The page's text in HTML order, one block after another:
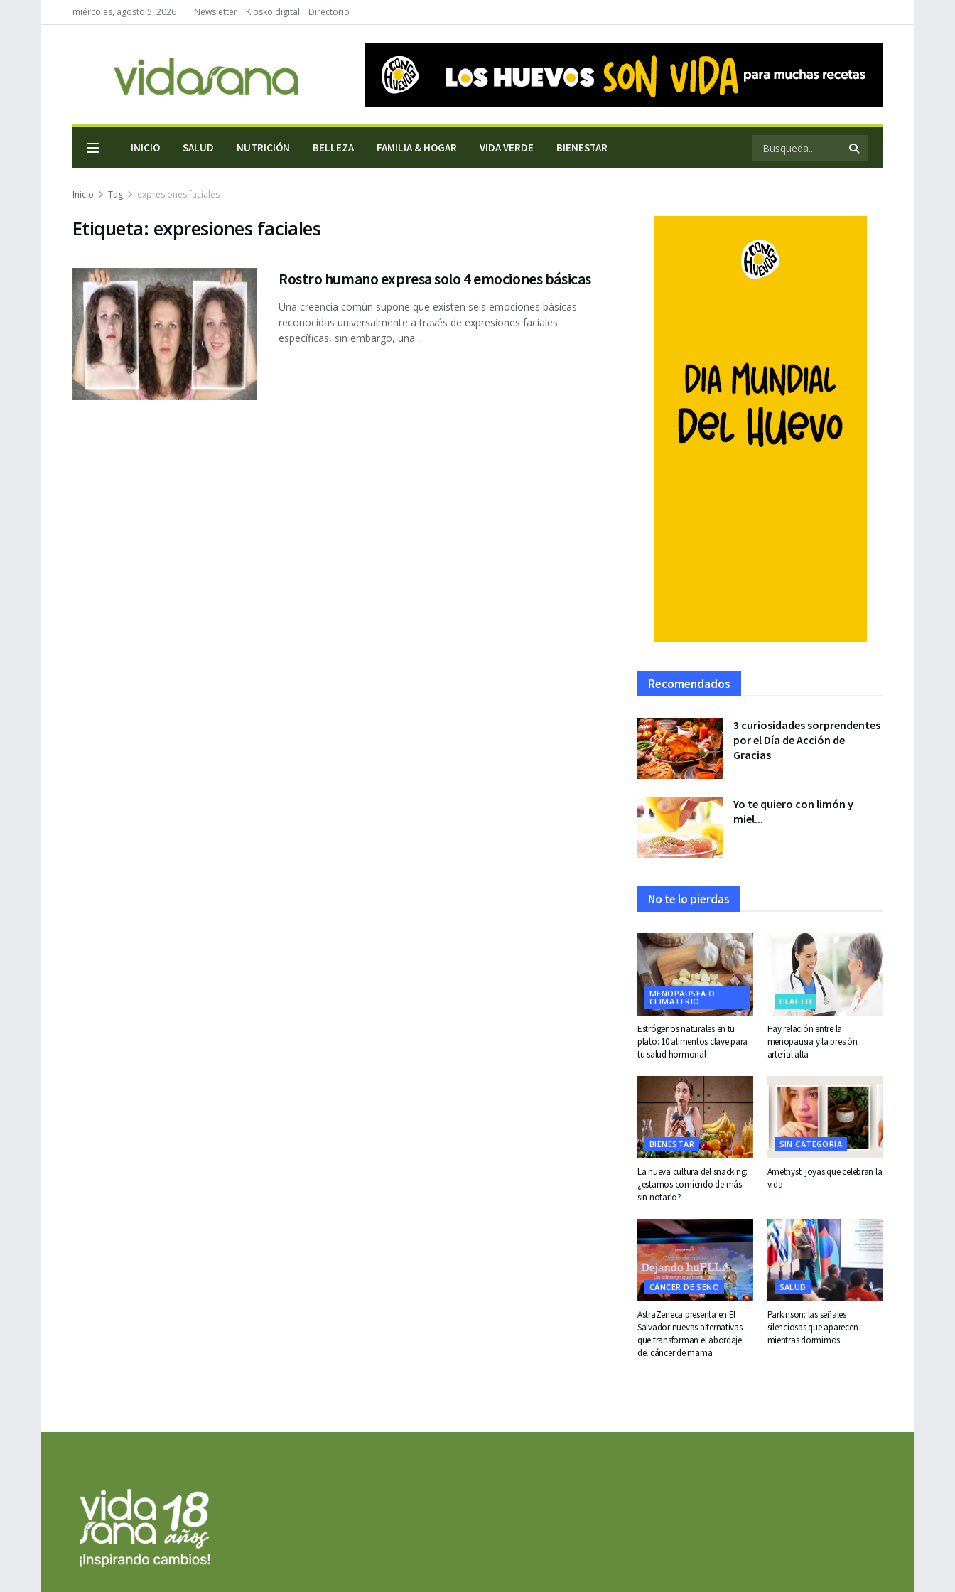
miércoles, agosto 5, 2026 Newsletter Kiosko digital Directorio
INICIO SALUD NUTRICIÓN BELLEZA FAMILIA & HOGAR VIDA VERDE BIENESTAR
Inicio Tag expresiones faciales
Etiqueta: expresiones faciales
Rostro humano expresa solo 4 emociones básicas
Una creencia común supone que existen seis emociones básicas
reconocidas universalmente a través de expresiones faciales
específicas, sin embargo, una ...
Recomendados
3 curiosidades sorprendentes
por el Día de Acción de
Gracias
Yo te quiero con limón y
miel...
No te lo pierdas
MENOPAUSEA O
CLIMATERIO
Estrógenos naturales en tu
plato: 10 alimentos clave para
tu salud hormonal
HEALTH
Hay relación entre la
menopausia y la presión
arterial alta
BIENESTAR
La nueva cultura del snacking:
¿estamos comiendo de más
sin notarlo?
SIN CATEGORÍA
Amethyst: joyas que celebran la
vida
CÁNCER DE SENO
AstraZeneca presenta en El
Salvador nuevas alternativas
que transforman el abordaje
del cáncer de mama
SALUD
Parkinson: las señales
silenciosas que aparecen
mientras dormimos